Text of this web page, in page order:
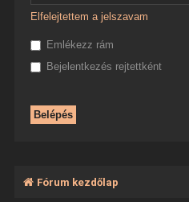
Elfelejtettem a jelszavam
Emlékezz rám
Bejelentkezés rejtettként
Fórum kezdőlap